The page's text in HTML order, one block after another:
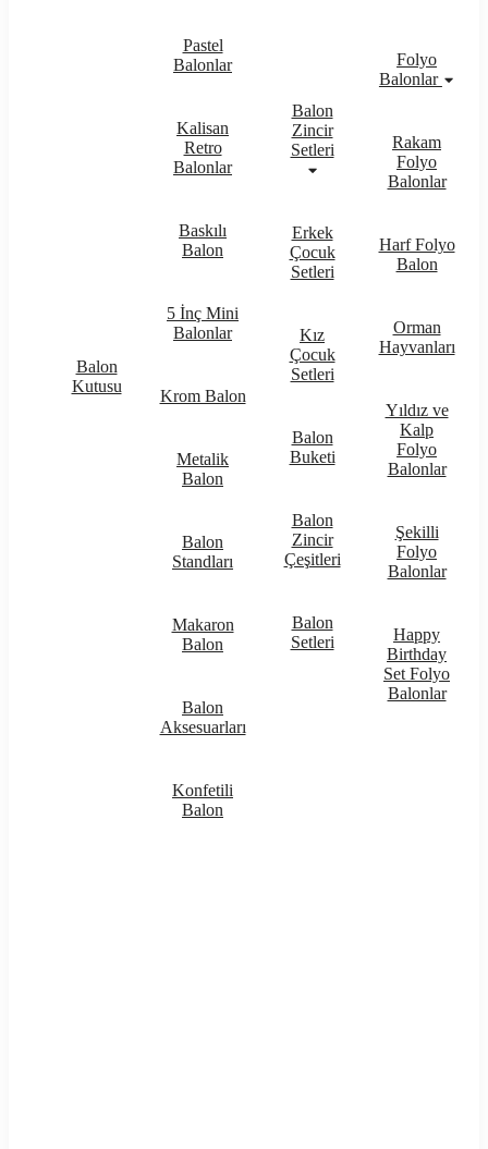
Balon
Kutusu
Pastel
Balonlar
Kalisan
Retro
Balonlar
Baskılı
Balon
5 İnç Mini
Balonlar
Krom Balon
Metalik
Balon
Balon
Standları
Makaron
Balon
Balon
Aksesuarları
Konfetili
Balon
Balon
Zincir
Setleri
Erkek
Çocuk
Setleri
Kız
Çocuk
Setleri
Balon
Buketi
Balon
Zincir
Çeşitleri
Balon
Setleri
Folyo
Balonlar
Rakam
Folyo
Balonlar
Harf Folyo
Balon
Orman
Hayvanları
Yıldız ve
Kalp
Folyo
Balonlar
Şekilli
Folyo
Balonlar
Happy
Birthday
Set Folyo
Balonlar